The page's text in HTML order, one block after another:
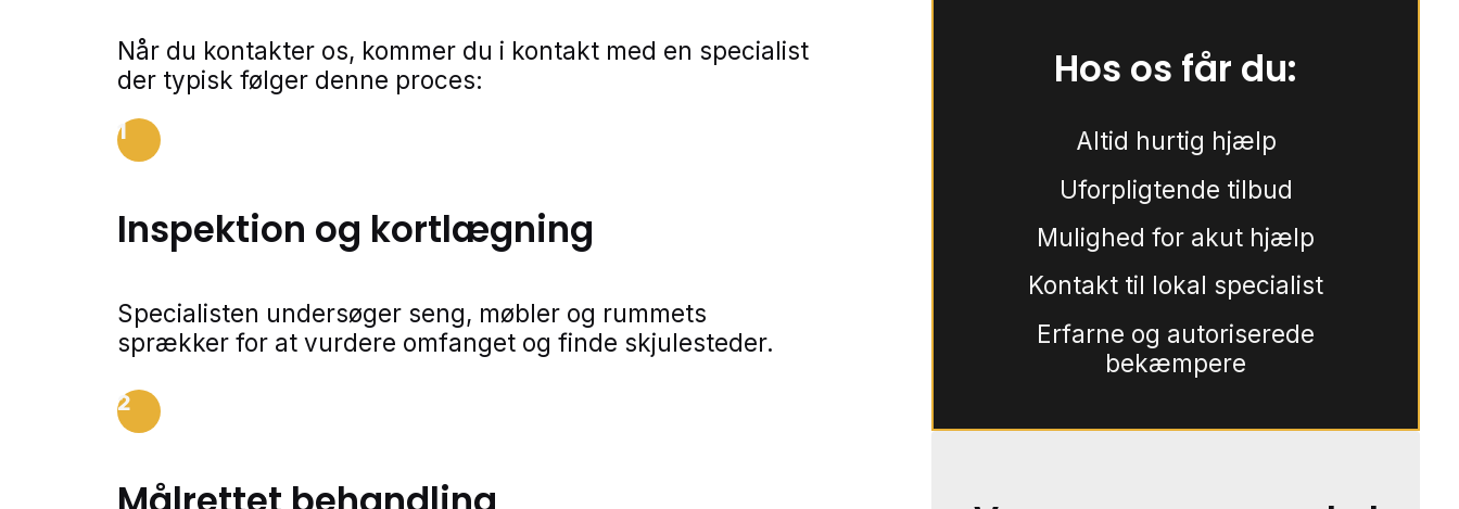
Når du kontakter os, kommer du i kontakt med en specialist
der typisk følger denne proces:
1
Inspektion og kortlægning
Specialisten undersøger seng, møbler og rummets
sprækker for at vurdere omfanget og finde skjulesteder.
2
Hos os får du:
Altid hurtig hjælp
Uforpligtende tilbud
Mulighed for akut hjælp
Kontakt til lokal specialist
Erfarne og autoriserede
bekæmpere